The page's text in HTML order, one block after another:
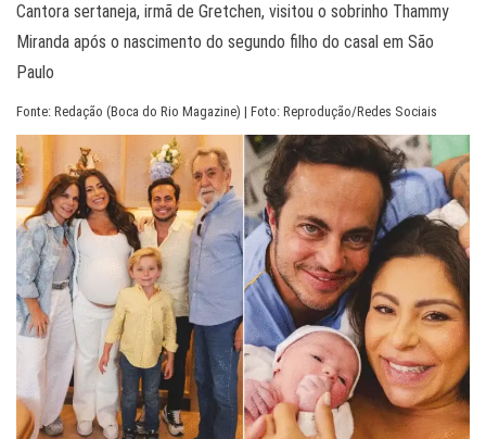
Cantora sertaneja, irmã de Gretchen, visitou o sobrinho Thammy
Miranda após o nascimento do segundo filho do casal em São
Paulo
Fonte: Redação (Boca do Rio Magazine) | Foto: Reprodução/Redes Sociais